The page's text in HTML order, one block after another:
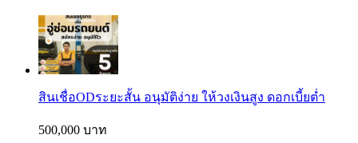
สินเชื่อODระยะสั้น อนุมัติง่าย ให้วงเงินสูง ดอกเบี้ยต่ำ
500,000 บาท